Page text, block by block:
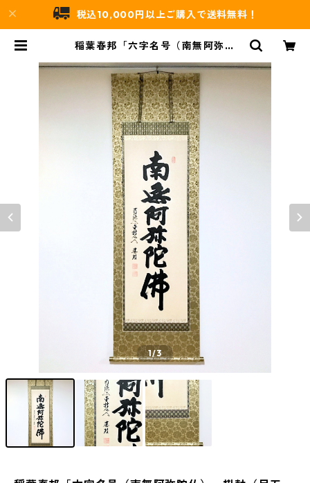
税込10,000円以上ご購入で送料無料！
稲葉春邦「六字名号（南無阿弥陀
WEBSHOP
1/3